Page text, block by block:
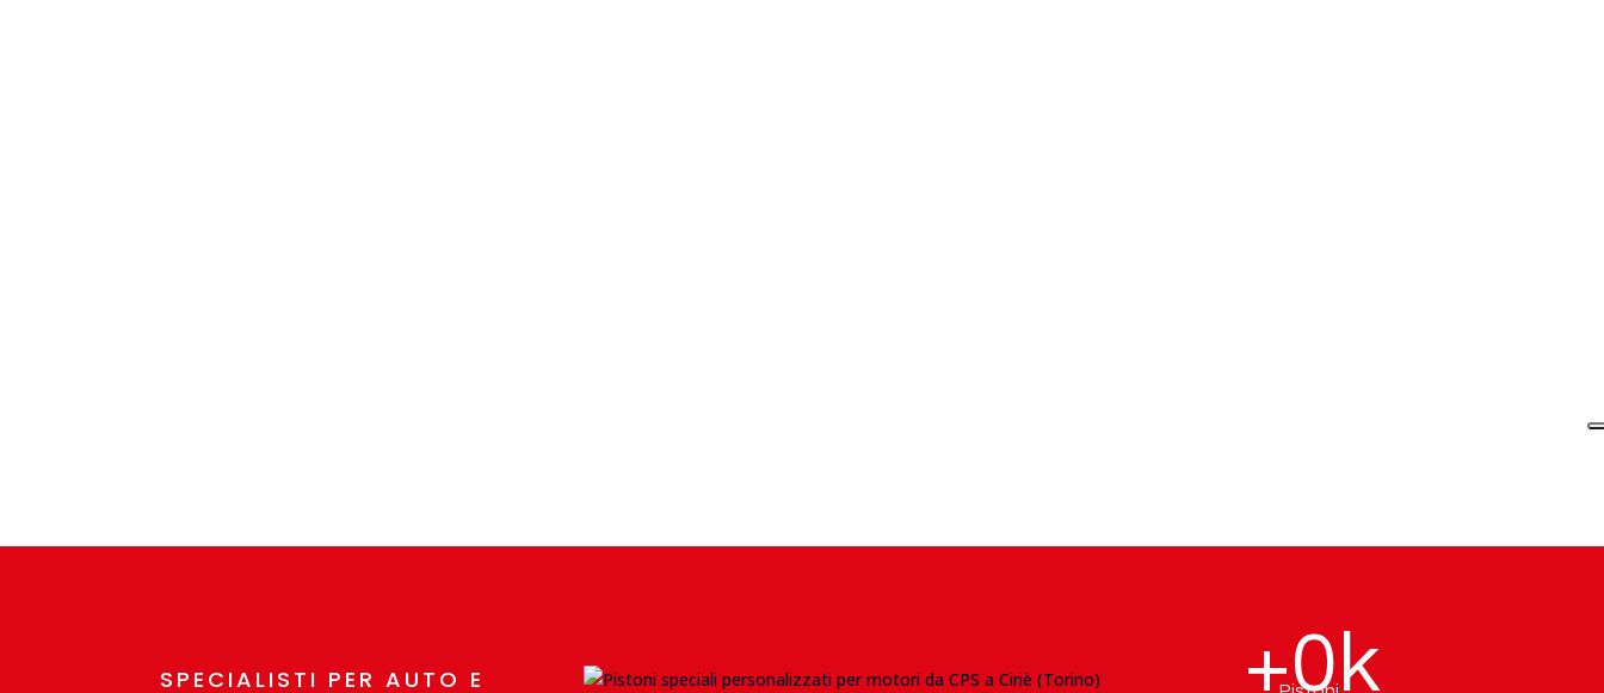
SPECIALISTI PER AUTO E
+0k